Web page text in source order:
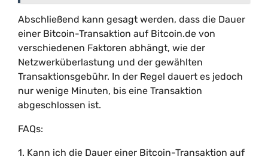
Abschließend kann gesagt werden, dass die Dauer
einer Bitcoin-Transaktion auf Bitcoin.de von
verschiedenen Faktoren abhängt, wie der
Netzwerküberlastung und der gewählten
Transaktionsgebühr. In der Regel dauert es jedoch
nur wenige Minuten, bis eine Transaktion
abgeschlossen ist.
FAQs:
1. Kann ich die Dauer einer Bitcoin-Transaktion auf